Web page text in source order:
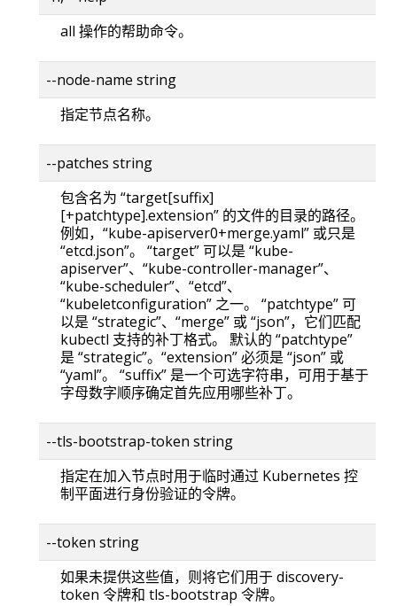
all 操作的帮助命令。
--node-name string
指定节点名称。
--patches string
包含名为 “target[suffix]
[+patchtype].extension” 的文件的目录的路径。
例如，“kube-apiserver0+merge.yaml” 或只是
“etcd.json”。 “target” 可以是 “kube-
apiserver”、“kube-controller-manager”、
“kube-scheduler”、“etcd”、
“kubeletconfiguration” 之一。 “patchtype” 可
以是 “strategic”、“merge” 或 “json”，它们匹配
kubectl 支持的补丁格式。 默认的 “patchtype”
是 “strategic”。“extension” 必须是 “json” 或
“yaml”。 “suffix” 是一个可选字符串，可用于基于
字母数字顺序确定首先应用哪些补丁。
--tls-bootstrap-token string
指定在加入节点时用于临时通过 Kubernetes 控
制平面进行身份验证的令牌。
--token string
如果未提供这些值，则将它们用于 discovery-
token 令牌和 tls-bootstrap 令牌。